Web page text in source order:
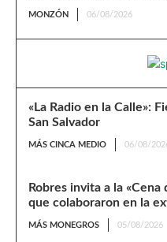
MONZÓN 06/08/2026
«La Radio en la Calle»:
San Salvador
MÁS CINCA MEDIO 06/08/
Robres invita a la
que colaboraron en la
MÁS MONEGROS 05/08/2026